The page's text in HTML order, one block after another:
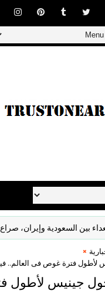
وإيران، صراع السنة
فترة غوص فى العالم..
جينيس لأطول